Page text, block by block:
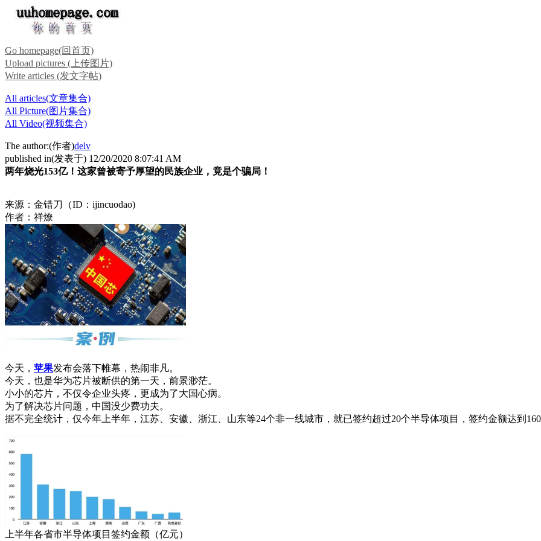
Go homepage(回首页)
Upload pictures (上传图片)
Write articles (发文字帖)
All articles(文章集合)
All Picture(图片集合)
All Video(视频集合)
The author:(作者)delv
published in(发表于) 12/20/2020 8:07:41 AM
两年烧光153亿！这家曾被寄予厚望的民族企业，竟是个骗局！
来源：金错刀（ID：ijincuodao)
作者：祥燎
今天， 苹果发布会落下帷幕，热闹非凡。
今天，也是华为芯片被断供的第一天，前景渺茫。
小小的芯片，不仅令企业头疼，更成为了大国心病。
为了解决芯片问题，中国没少费功夫。
据不完全统计，仅今年上半年，江苏、安徽、浙江、山东等24个非一线城市，就已签约超过20个半导体项目，签约金额达到
上半年各省市半导体项目签约金额（亿元）